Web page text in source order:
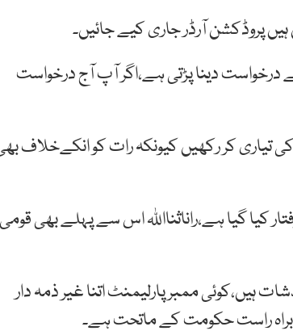
ہیں پروڈکشن آرڈر جاری کیے جائیں۔
درخواست دینا پڑتی ہے،اگر آپ آج درخواست
تیاری کر رکھیں کیونکہ رات کو انکےخلاف
کیا گیا ہے،راناثنااللہ اس سے پہلے بھی قومی
ہیں،کوئی ممبر پارلیمنٹ اتنا غیر ذمہ دار
براہ راست حکومت کے ماتحت ہے۔